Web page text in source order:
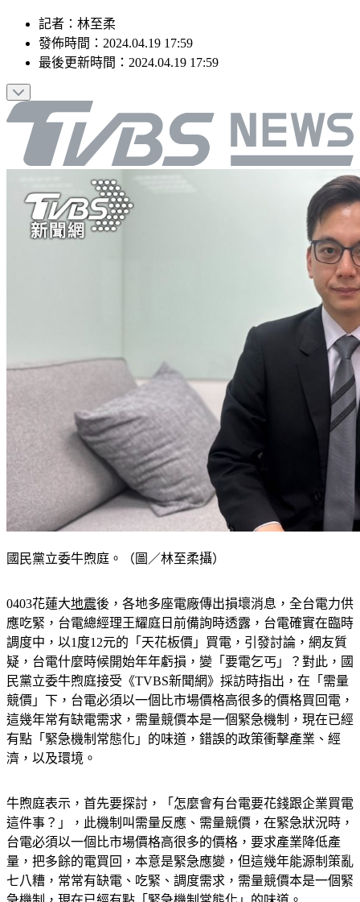
記者：林至柔
發佈時間：2024.04.19 17:59
0403花蓮大地震後，各地多座電廠傳出損壞消息，全台電力供
應吃緊，台電總經理王耀庭日前備詢時透露，台電確實在臨時
調度中，以1度12元的「天花板價」買電，引發討論，網友質
疑，台電什麼時候開始年年虧損，變「要電乞丐」？對此，國
民黨立委牛煦庭接受《TVBS新聞網》採訪時指出，在「需量
競價」下，台電必須以一個比市場價格高很多的價格買回電，
這幾年常有缺電需求，需量競價本是一個緊急機制，現在已經
有點「緊急機制常態化」的味道，錯誤的政策衝擊產業、經
牛煦庭表示，首先要探討，「怎麼會有台電要花錢跟企業買電
這件事？」，此機制叫需量反應、需量競價，在緊急狀況時，
台電必須以一個比市場價格高很多的價格，要求產業降低產
量，把多餘的電買回，本意是緊急應變，但這幾年能源制策亂